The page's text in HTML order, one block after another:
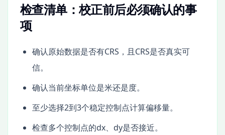
检查清单：校正前后必须确认的事
项
确认原始数据是否有CRS，且CRS是否真实可
信。
确认当前坐标单位是米还是度。
至少选择2到3个稳定控制点计算偏移量。
检查多个控制点的dx、dy是否接近。